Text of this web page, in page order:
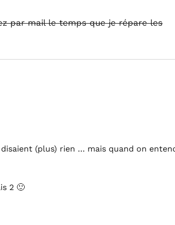
par mail le temps que je répare les
(plus) rien … mais quand on
2 🙂